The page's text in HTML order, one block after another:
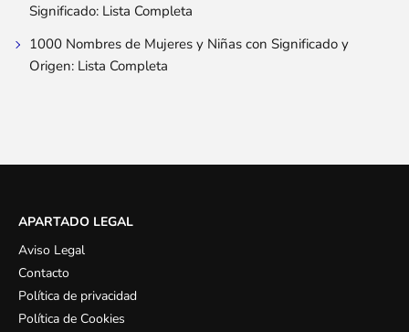
Significado: Lista Completa
1000 Nombres de Mujeres y Niñas con Significado y
Origen: Lista Completa
APARTADO LEGAL
Aviso Legal
Contacto
Política de privacidad
Política de Cookies